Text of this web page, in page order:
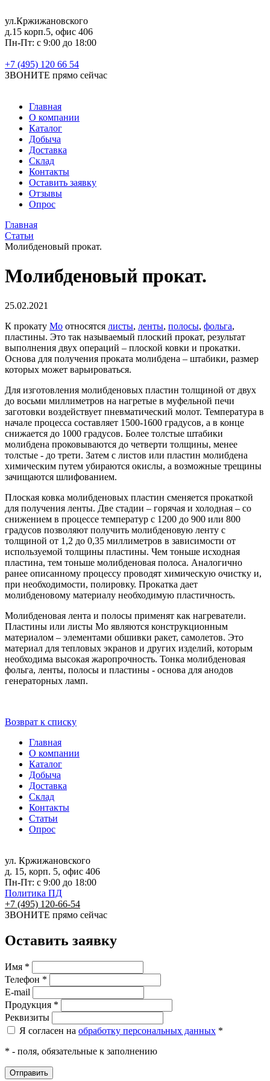
ул.Кржижановского
д.15 корп.5, офис 406
Пн-Пт: с 9:00 до 18:00
+7 (495) 120 66 54
ЗВОНИТЕ прямо сейчас
Главная
О компании
Каталог
Добыча
Доставка
Склад
Контакты
Оставить заявку
Отзывы
Опрос
Главная
Статьи
Молибденовый прокат.
Молибденовый прокат.
25.02.2021
К прокату Mo относятся листы, ленты, полосы, фольга,
пластины. Это так называемый плоский прокат, результат
выполнения двух операций – плоской ковки и прокатки.
Основа для получения проката молибдена – штабики, размер
которых может варьироваться.
Для изготовления молибденовых пластин толщиной от двух
до восьми миллиметров на нагретые в муфельной печи
заготовки воздействует пневматический молот. Температура в
начале процесса составляет 1500-1600 градусов, а в конце
снижается до 1000 градусов. Более толстые штабики
молибдена проковываются до четверти толщины, менее
толстые - до трети. Затем с листов или пластин молибдена
химическим путем убираются окислы, а возможные трещины
зачищаются шлифованием.
Плоская ковка молибденовых пластин сменяется прокаткой
для получения ленты. Две стадии – горячая и холодная – со
снижением в процессе температур с 1200 до 900 или 800
градусов позволяют получить молибденовую ленту с
толщиной от 1,2 до 0,35 миллиметров в зависимости от
используемой толщины пластины. Чем тоньше исходная
пластина, тем тоньше молибденовая полоса. Аналогично
ранее описанному процессу проводят химическую очистку и,
при необходимости, полировку. Прокатка дает
молибденовому материалу необходимую пластичность.
Молибденовая лента и полосы применят как нагреватели.
Пластины или листы Mo являются конструкционным
материалом – элементами обшивки ракет, самолетов. Это
материал для тепловых экранов и других изделий, которым
необходима высокая жаропрочность. Тонка молибденовая
фольга, ленты, полосы и пластины - основа для анодов
генераторных ламп.
Возврат к списку
Главная
О компании
Каталог
Добыча
Доставка
Склад
Контакты
Статьи
Опрос
ул. Кржижановского
д. 15, корп. 5, офис 406
Пн-Пт: с 9:00 до 18:00
Политика ПД
+7 (495) 120-66-54
ЗВОНИТЕ прямо сейчас
Оставить заявку
Имя *
Телефон *
E-mail
Продукция *
Реквизиты
Я согласен на обработку персональных данных *
* - поля, обязательные к заполнению